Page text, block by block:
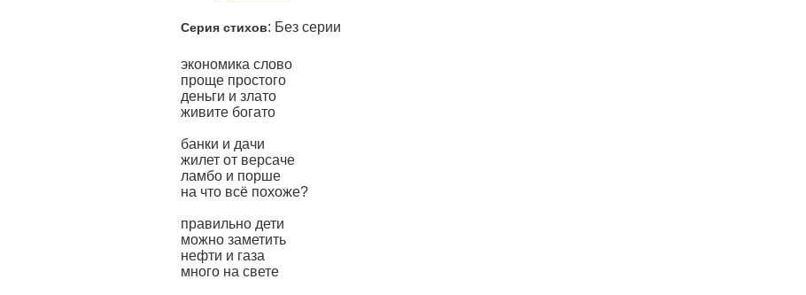
Серия стихов: Без серии
экономика слово
проще простого
деньги и злато
живите богато
банки и дачи
жилет от версаче
ламбо и порше
на что всё похоже?
правильно дети
можно заметить
нефти и газа
много на свете